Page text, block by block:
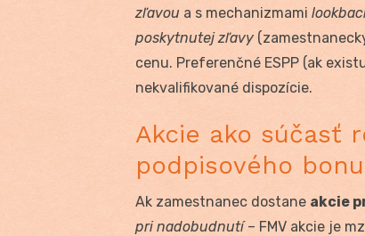
zľavou a s mechanizmami
poskytnutej zľavy
cenu. Preferenčné ESPP (ak
nekvalifikované dispozície.
Akcie ako súčasť
podpisového
Ak zamestnanec dostane akcie
pri nadobudnutí– FMV akcie je